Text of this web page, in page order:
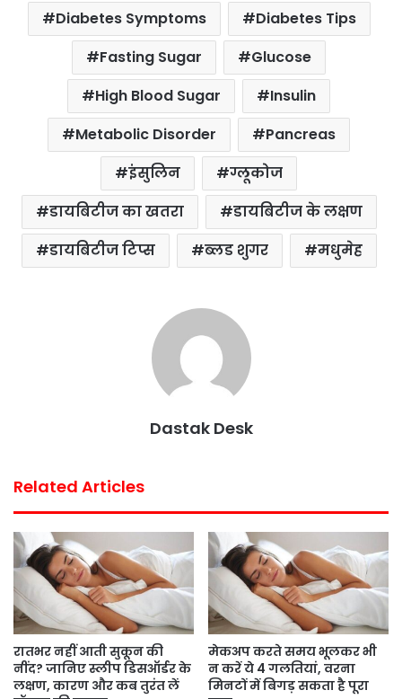
b
o
t
e
s
A
p
p
e
r
e
s
t
l
e
Diabetes Symptoms
Diabetes Tips
Fasting Sugar
Glucose
High Blood Sugar
Insulin
Metabolic Disorder
Pancreas
इंसुलिन
ग्लूकोज
डायबिटीज का खतरा
डायबिटीज के लक्षण
डायबिटीज टिप्स
ब्लड शुगर मधुमेह
Dastak Desk
Related Articles
रातभर नहीं आती सुकून की
नींद? जानिए स्लीप डिसऑर्डर के
लक्षण, कारण और कब तुरंत लें
मेकअप करते समय भूलकर भी
न करें ये 4 गलतियां, वरना
मिनटों में बिगड़ सकता है पूरा